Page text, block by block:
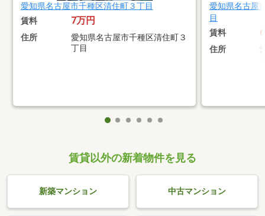
愛知県名古屋市千種区清住町３丁目
賃料 7万円
住所
愛知県名古屋市千種区清住町３
丁目
愛知県名古屋
目
賃料
住所
賃貸以外の新着物件を見る
新築マンション 中古マンション